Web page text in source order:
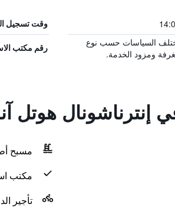
وقت تسجيل
السياسات حسب نوع
ومزود الخدمة.
رقم مكتب
إنترناشونال هوتل
مسبح
مكتب
تأجير